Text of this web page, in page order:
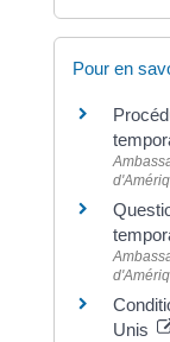
Pour en
Unis